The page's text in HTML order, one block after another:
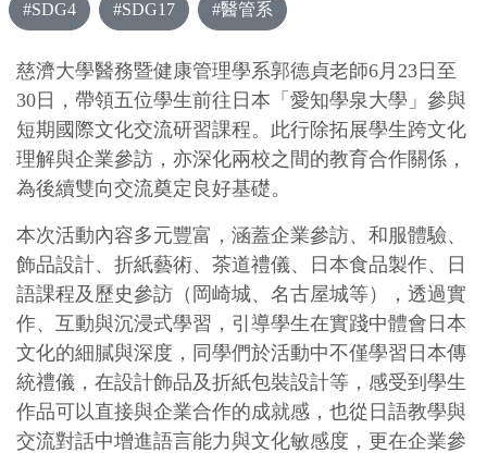
#SDG4 #SDG17 #醫管系
慈濟大學醫務暨健康管理學系郭德貞老師6月23日至
30日，帶領五位學生前往日本「愛知學泉大學」參與
短期國際文化交流研習課程。此行除拓展學生跨文化
理解與企業參訪，亦深化兩校之間的教育合作關係，
為後續雙向交流奠定良好基礎。
本次活動內容多元豐富，涵蓋企業參訪、和服體驗、
飾品設計、折紙藝術、茶道禮儀、日本食品製作、日
語課程及歷史參訪（岡崎城、名古屋城等），透過實
作、互動與沉浸式學習，引導學生在實踐中體會日本
文化的細膩與深度，同學們於活動中不僅學習日本傳
統禮儀，在設計飾品及折紙包裝設計等，感受到學生
作品可以直接與企業合作的成就感，也從日語教學與
交流對話中增進語言能力與文化敏感度，更在企業參